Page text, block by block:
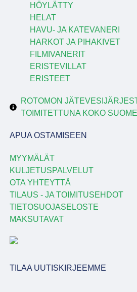
HÖYLÄTTY
HELAT
HAVU- JA KATEVANERI
HARKOT JA PIHAKIVET
FILMIVANERIT
ERISTEVILLAT
ERISTEET
ROTOMON
TOIMITETTUNA KOKO
APUA OSTAMISEEN
MYYMÄLÄT
KULJETUSPALVELUT
OTA YHTEYTTÄ
TILAUS - JA TOIMITUSEHDOT
TIETOSUOJASELOSTE
MAKSUTAVAT
TILAA UUTISKIRJEEMME